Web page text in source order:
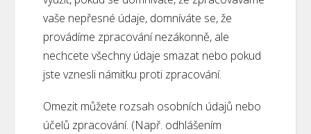
vaše nepřesné údaje, domníváte se, že
provádíme zpracování nezákonně, ale
nechcete všechny údaje smazat nebo pokud
jste vznesli námitku proti zpracování.
Omezit můžete rozsah osobních údajů nebo
účelů zpracování. (Např. odhlášením